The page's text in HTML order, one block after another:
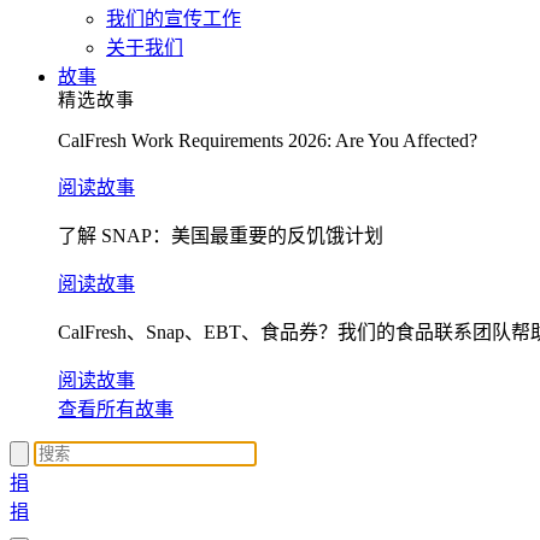
我们的宣传工作
关于我们
故事
精选故事
CalFresh Work Requirements 2026: Are You Affected?
阅读故事
了解 SNAP：美国最重要的反饥饿计划
阅读故事
CalFresh、Snap、EBT、食品券？我们的食品联系团队帮
阅读故事
查看所有故事
捐
捐